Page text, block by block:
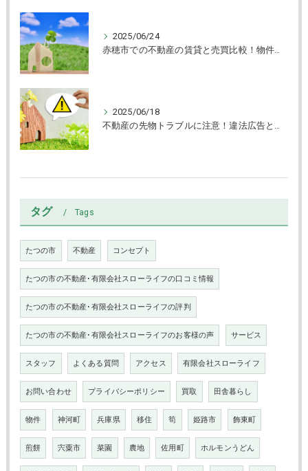
2025/06/24
赤穂市での不動産の賃貸と売買比較！物件タイプ別選び方ガイド
2025/06/18
不動産の先物トラブルに注意！違法広告と賃貸物件の見抜き方
タグ Tags
たつの市 不動産 コンセプト
たつの市の不動産･有限会社スローライフの口コミ情報
たつの市の不動産･有限会社スローライフの評判
たつの市の不動産･有限会社スローライフのお客様の声 サービス
スタッフ よくある質問 アクセス 有限会社スローライフ
お問い合わせ プライバシーポリシー 買取 田舎暮らし
物件 神河町 兵庫県 移住 筍 姫路市 飾東町
煎餅 宍粟市 菜園 農地 佐用町 ホルモンうどん